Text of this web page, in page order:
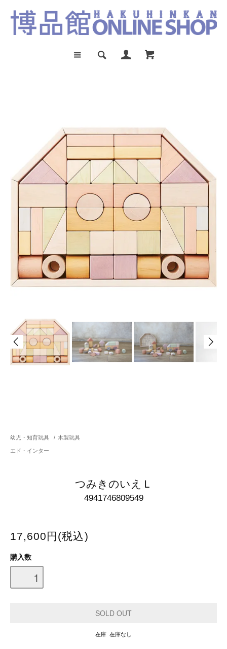
幼児・知育玩具 / 木製玩具
エド・インター
つみきのいえＬ
4941746809549
17,600円(税込)
購入数
在庫 在庫なし